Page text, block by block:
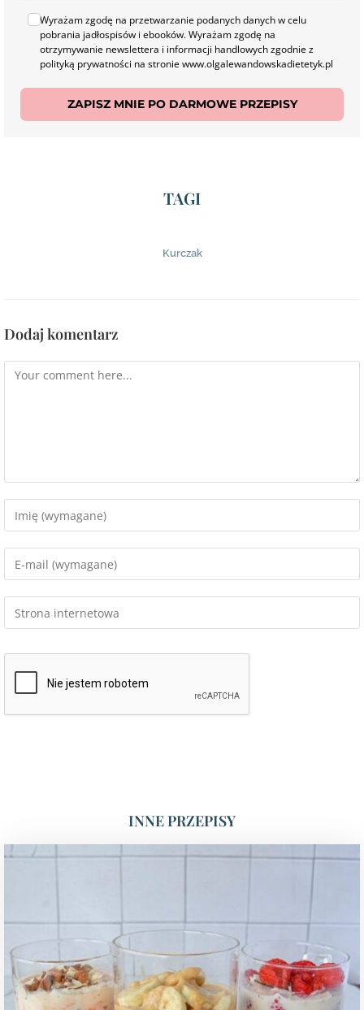
Wyrażam zgodę na przetwarzanie podanych danych w celu
pobrania jadłospisów i ebooków. Wyrażam zgodę na
otrzymywanie newslettera i informacji handlowych zgodnie z
polityką prywatności na stronie www.olgalewandowskadietetyk.pl
ZAPISZ MNIE PO DARMOWE PRZEPISY
TAGI
Kurczak
Dodaj komentarz
INNE PRZEPISY